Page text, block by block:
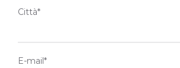
Città*
E-mail*